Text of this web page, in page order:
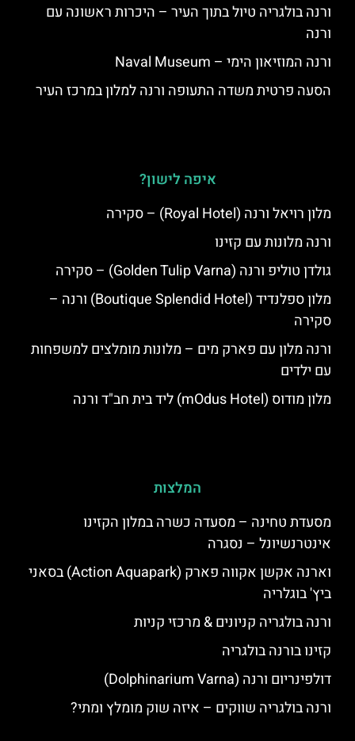
ורנה בולגריה טיול בתוך העיר – היכרות ראשונה עם
ורנה
ורנה המוזיאון הימי – Naval Museum
הסעה פרטית משדה התעופה ורנה למלון במרכז העיר
איפה לישון?
מלון רויאל ורנה (Royal Hotel) – סקירה
ורנה מלונות עם קזינו
גולדן טוליפ ורנה (Golden Tulip Varna) – סקירה
מלון ספלנדיד (Boutique Splendid Hotel) ורנה –
סקירה
ורנה מלון עם פארק מים – מלונות מומלצים למשפחות
עם ילדים
מלון מודוס (mOdus Hotel) ליד בית חב"ד ורנה
המלצות
מסעדת טחינה – מסעדה כשרה במלון הקזינו
אינטרנשיונל – נסגרה
וארנה אקשן אקווה פארק (Action Aquapark) בסאני
ביץ' בוגלריה
ורנה בולגריה קניונים & מרכזי קניות
קזינו בורנה בולגריה
דולפינריום ורנה (Dolphinarium Varna)
ורנה בולגריה שווקים – איזה שוק מומלץ ומתי?